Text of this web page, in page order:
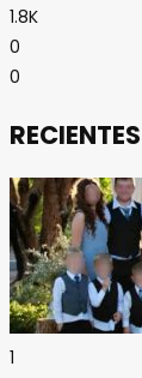
1.8K
0
0
RECIENTES
1